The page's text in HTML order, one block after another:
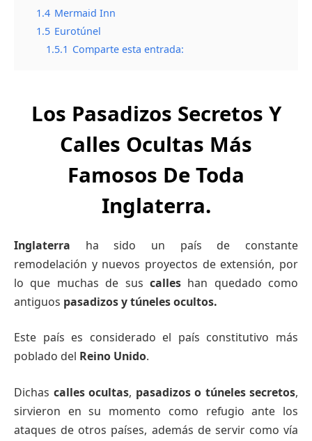
1.4 Mermaid Inn
1.5 Eurotúnel
1.5.1 Comparte esta entrada:
Los Pasadizos Secretos Y
Calles Ocultas Más
Famosos De Toda
Inglaterra.
Inglaterra ha sido un país de constante
remodelación y nuevos proyectos de extensión, por
lo que muchas de sus calleshan quedado como
antiguos pasadizos y túnelesocultos.
Este país es considerado el país constitutivo más
poblado del Reino Unido.
Dichas calles ocultas, pasadizos o túneles secretos,
sirvieron en su momento como refugio ante los
ataques de otros países, además de servir como vía